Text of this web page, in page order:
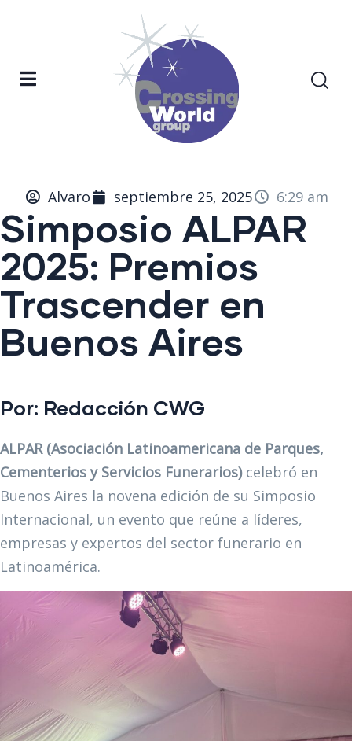
Alvaro septiembre 25, 2025 6:29 am
Simposio ALPAR
2025: Premios
Trascender en
Buenos Aires
Por: Redacción CWG
ALPAR (Asociación Latinoamericana de Parques,
Cementerios y Servicios Funerarios)celebró en
Buenos Aires la novena edición de su Simposio
Internacional, un evento que reúne a líderes,
empresas y expertos del sector funerario en
Latinoamérica.